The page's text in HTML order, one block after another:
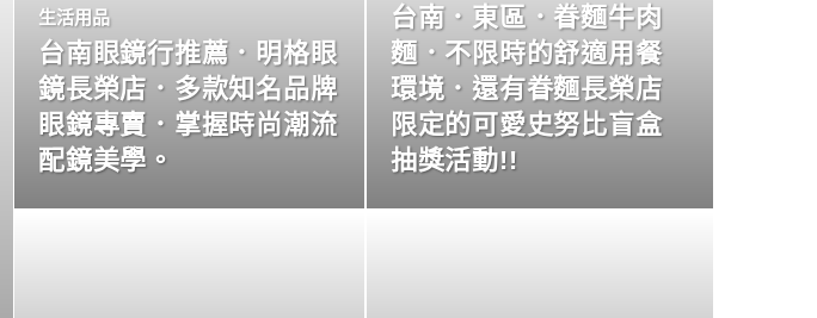
生活用品
台南眼鏡行推薦．明格眼
鏡長榮店．多款知名品牌
眼鏡專賣．掌握時尚潮流
配鏡美學。
台南．東區．眷麵牛肉
麵．不限時的舒適用餐
環境．還有眷麵長榮店
限定的可愛史努比盲盒
抽獎活動!!